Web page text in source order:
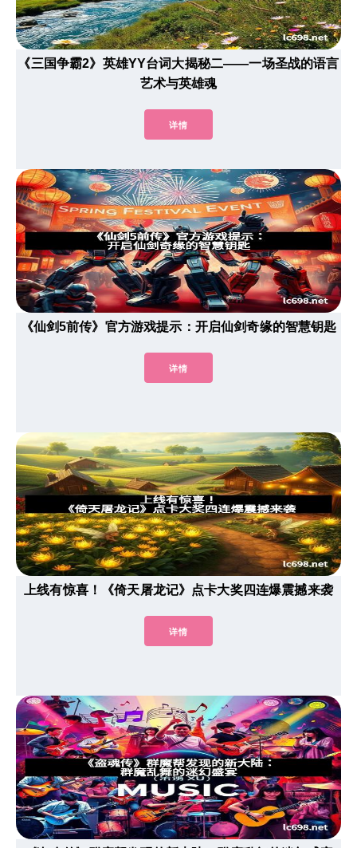
《三国争霸2》英雄YY台词大揭秘二——一场圣战的语言
艺术与英雄魂
详情
《仙剑5前传》官方游戏提示：开启仙剑奇缘的智慧钥匙
详情
上线有惊喜！《倚天屠龙记》点卡大奖四连爆震撼来袭
详情